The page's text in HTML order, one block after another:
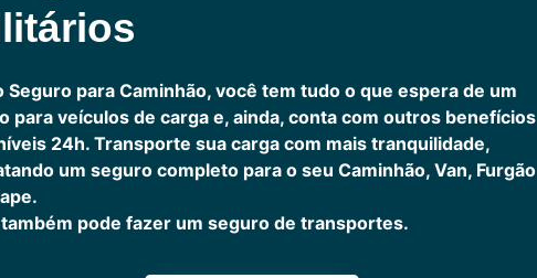
Seguro para Caminhão, você tem tudo o que espera de um
para veículos de carga e, ainda, conta com outros benefícios
24h.Transporte sua carga com mais tranquilidade,
um seguro completo para o seu Caminhão, Van, Furgão
pode fazer um seguro de transportes.